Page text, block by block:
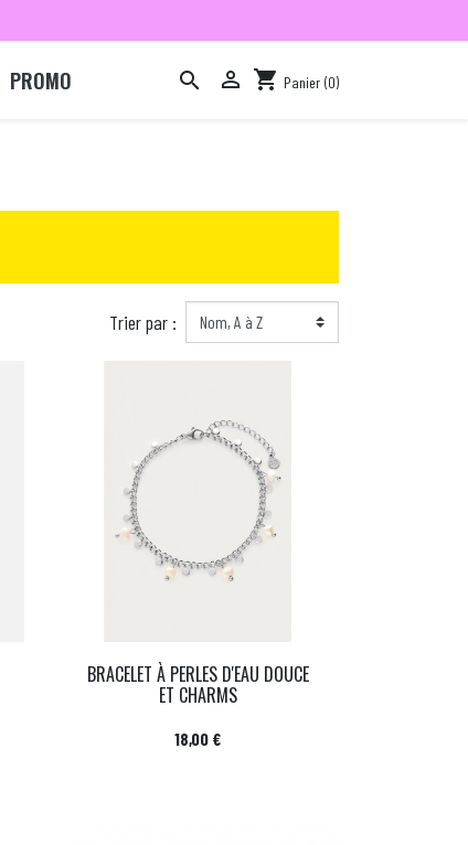
PROMO   shopping_cart Panier (0)
Trier par :
BRACELET À PERLES D'EAU DOUCE
ET CHARMS
Prix
18,00 €